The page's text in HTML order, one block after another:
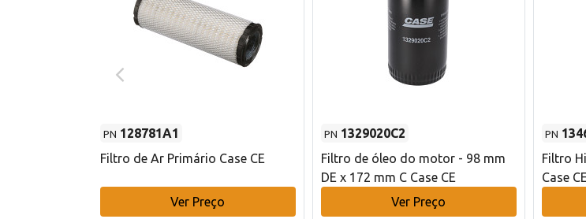
PN 128781A1
Filtro de Ar Primário Case CE
Ver Preço
PN 1329020C2
Filtro de óleo do motor - 98 mm
DE x 172 mm C Case CE
Ver Preço
PN
Filtro
Case CE